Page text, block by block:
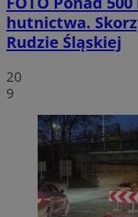
hutnictwa.
Rudzie Śląskiej
20
9